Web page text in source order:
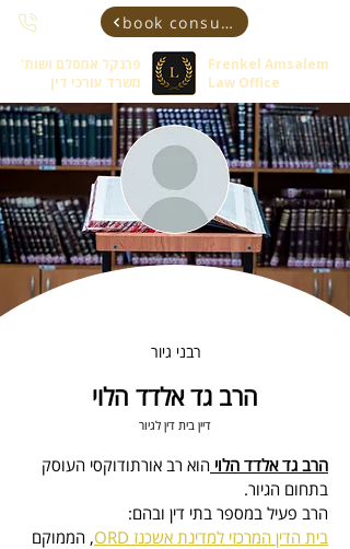
book consultant
פרנקל אמסלם ושות'
משרד עורכי דין
Frenkel Amsalem
Law Office
רבני גיור
הרב גד אלדד הלוי
דיין בית דין לגיור
הרב גד אלדד הלוי הוא רב אורתודוקסי העוסק
בתחום הגיור.
הרב פעיל במספר בתי דין ובהם:
בית הדין המרכזי למדינת אשכנז ORD
, הממוקם